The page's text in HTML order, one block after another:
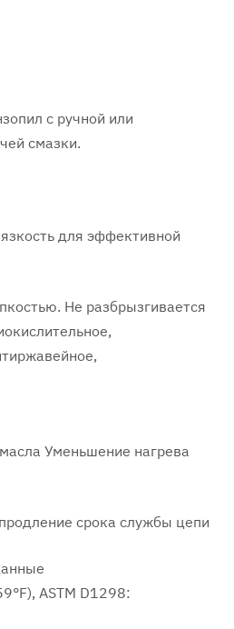
с ручной или
смазки.
для эффективной
Не разбрызгивается
Уменьшение нагрева
срока службы цепи
ASTM D1298: